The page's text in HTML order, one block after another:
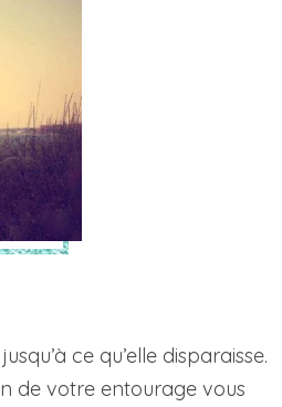
ce qu’elle disparaisse.
de votre entourage vous